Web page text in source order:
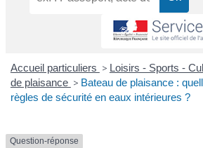
Accueil particuliers > Loisirs - Sports -
de plaisance > Bateau de plaisance :
règles de sécurité en eaux intérieures ?
Question-réponse